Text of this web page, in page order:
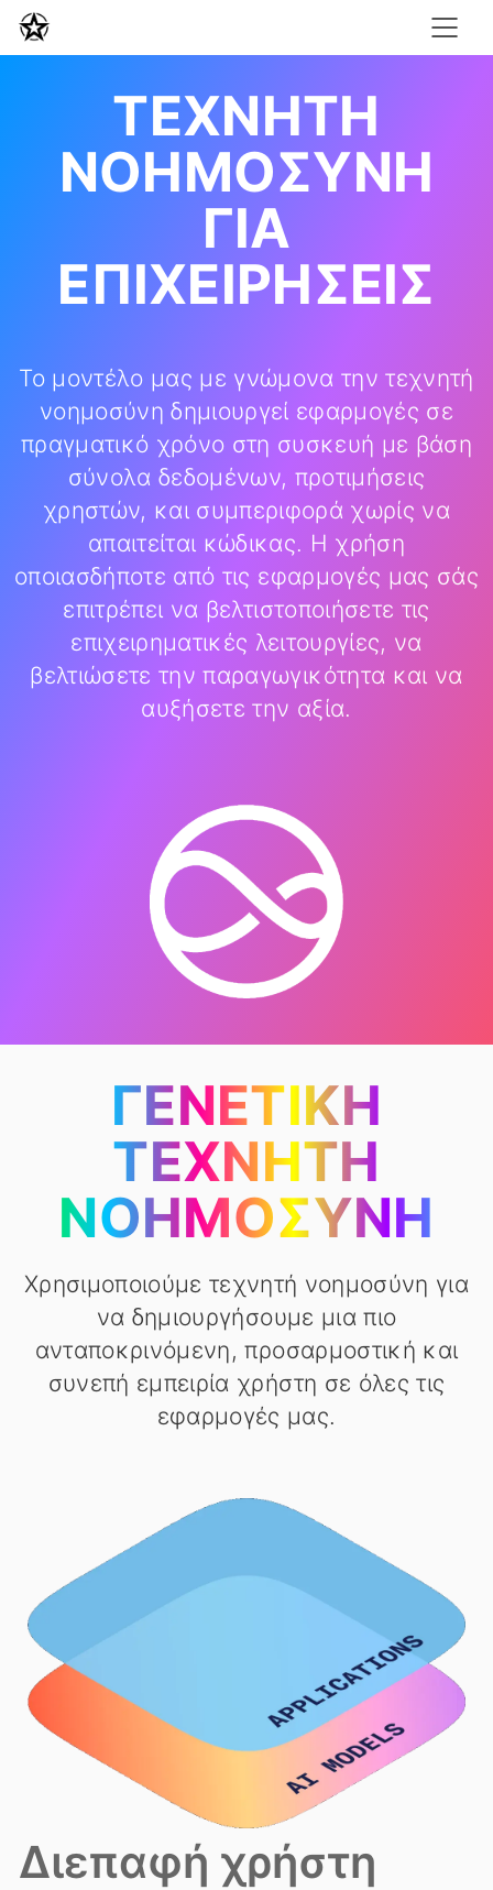
ΤΕΧΝΗΤΉ
ΝΟΗΜΟΣΎΝΗ
ΓΙΑ
ΕΠΙΧΕΙΡΉΣΕΙΣ
Το μοντέλο μας με γνώμονα την τεχνητή
νοημοσύνη δημιουργεί εφαρμογές σε
πραγματικό χρόνο στη συσκευή με βάση
σύνολα δεδομένων, προτιμήσεις
χρηστών, και συμπεριφορά χωρίς να
απαιτείται κώδικας. Η χρήση
οποιασδήποτε από τις εφαρμογές μας σάς
επιτρέπει να βελτιστοποιήσετε τις
επιχειρηματικές λειτουργίες, να
βελτιώσετε την παραγωγικότητα και να
αυξήσετε την αξία.
ΓΕΝΕΤΙΚΉ
ΤΕΧΝΗΤΉ
ΝΟΗΜΟΣΎΝΗ
Χρησιμοποιούμε τεχνητή νοημοσύνη για
να δημιουργήσουμε μια πιο
ανταποκρινόμενη, προσαρμοστική και
συνεπή εμπειρία χρήστη σε όλες τις
εφαρμογές μας.
Διεπαφή χρήστη